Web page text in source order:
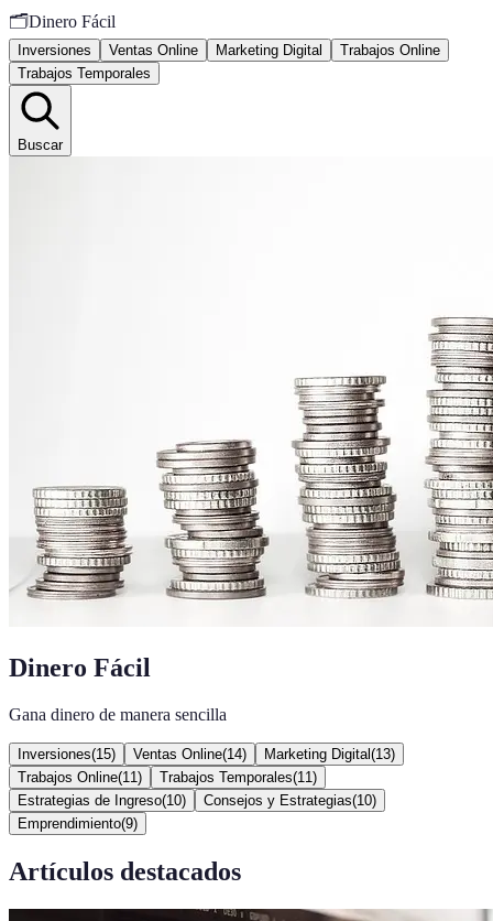
🗂️Dinero Fácil
Inversiones Ventas Online Marketing Digital
Trabajos Online
Trabajos Temporales
Buscar
Dinero Fácil
Gana dinero de manera sencilla
Inversiones(15) Ventas Online(14) Marketing Digital (13)
Trabajos Online(11 ) Trabajos Temporales(11 )
Estrategias de Ingreso(10) Consejos y Estrategias(10)
Emprendimiento(9)
Artículos destacados